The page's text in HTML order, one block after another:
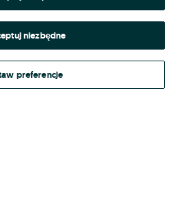
się
z dostawców wskazanych powyżej,
OLX.pl w jego aktualnym brzmieniu.
niezbędne
preferencje